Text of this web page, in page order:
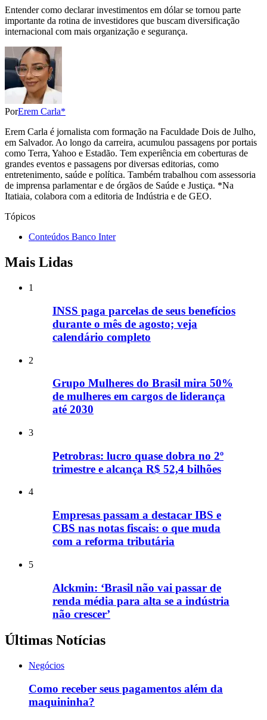
Entender como declarar investimentos em dólar se tornou parte
importante da rotina de investidores que buscam diversificação
internacional com mais organização e segurança.
PorErem Carla*
Erem Carla é jornalista com formação na Faculdade Dois de Julho,
em Salvador. Ao longo da carreira, acumulou passagens por portais
como Terra, Yahoo e Estadão. Tem experiência em coberturas de
grandes eventos e passagens por diversas editorias, como
entretenimento, saúde e política. Também trabalhou com assessoria
de imprensa parlamentar e de órgãos de Saúde e Justiça. *Na
Itatiaia, colabora com a editoria de Indústria e de GEO.
Tópicos
Conteúdos Banco Inter
Mais Lidas
1
INSS paga parcelas de seus benefícios
durante o mês de agosto; veja
calendário completo
2
Grupo Mulheres do Brasil mira 50%
de mulheres em cargos de liderança
até 2030
3
Petrobras: lucro quase dobra no 2º
trimestre e alcança R$ 52,4 bilhões
4
Empresas passam a destacar IBS e
CBS nas notas fiscais: o que muda
com a reforma tributária
5
Alckmin: ‘Brasil não vai passar de
renda média para alta se a indústria
não crescer’
Últimas Notícias
Negócios
Como receber seus pagamentos além da
maquininha?